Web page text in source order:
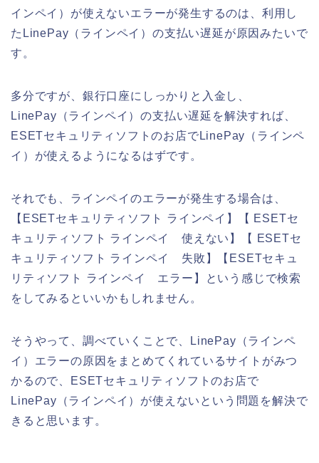
インペイ）が使えないエラーが発生するのは、利用し
たLinePay（ラインペイ）の支払い遅延が原因みたいで
す。
多分ですが、銀行口座にしっかりと入金し、
LinePay（ラインペイ）の支払い遅延を解決すれば、
ESETセキュリティソフトのお店でLinePay（ラインペ
イ）が使えるようになるはずです。
それでも、ラインペイのエラーが発生する場合は、
【ESETセキュリティソフト ラインペイ】【 ESETセ
キュリティソフト ラインペイ 使えない】【 ESETセ
キュリティソフト ラインペイ 失敗】【ESETセキュ
リティソフト ラインペイ エラー】という感じで検索
をしてみるといいかもしれません。
そうやって、調べていくことで、LinePay（ラインペ
イ）エラーの原因をまとめてくれているサイトがみつ
かるので、ESETセキュリティソフトのお店で
LinePay（ラインペイ）が使えないという問題を解決で
きると思います。